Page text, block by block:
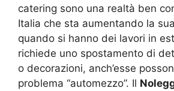
catering sono una realtà ben
Italia che sta aumentando la
quando si hanno dei lavori in
richiede uno spostamento di
o decorazioni, anch’esse
problema “automezzo”. Il